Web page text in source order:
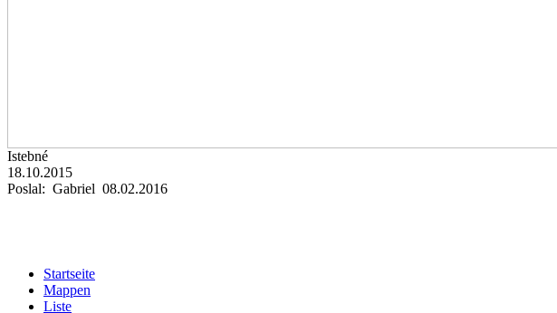
Istebné
18.10.2015
Poslal: Gabriel 08.02.2016
Startseite
Mappen
Liste